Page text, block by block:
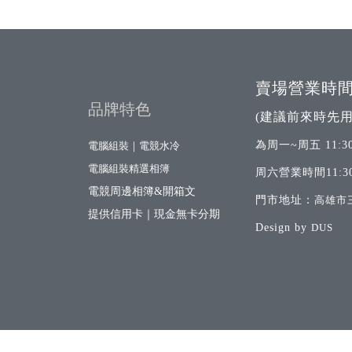
品牌特色
電腦組裝｜電競水冷
電腦組裝精選相簿
電競周邊相簿&開箱文
提供信用卡｜現金無卡分期
賣場營業時
(建議前來時先
為周一~周五
周六營業時間
門市地址：高雄市
Design byDUS